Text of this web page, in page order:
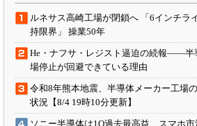
ルネサス高崎工場が閉鎖へ 「6インチラ
持限界」 操業50年
He・ナフサ・レジスト逼迫の続報――半
場停止が回避できている理由
令和8年熊本地震、半導体メーカー工場
状況【8/4 19時10分更新】
ソニー半導体は1Q過去最高益、スマホ